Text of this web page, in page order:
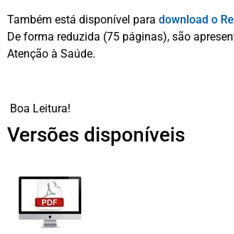
Também está disponível para download o
De forma reduzida (75 páginas), são
Atenção à Saúde.
Boa Leitura!
Versões disponíveis